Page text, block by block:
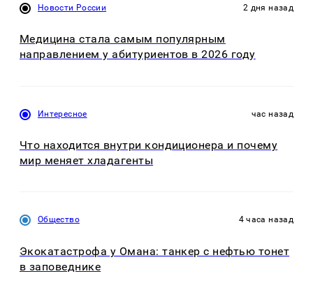
Новости России 2 дня назад
Медицина стала самым популярным
направлением у абитуриентов в 2026 году
Интересное час назад
Что находится внутри кондиционера и почему
мир меняет хладагенты
Общество 4 часа назад
Экокатастрофа у Омана: танкер с нефтью тонет
в заповеднике